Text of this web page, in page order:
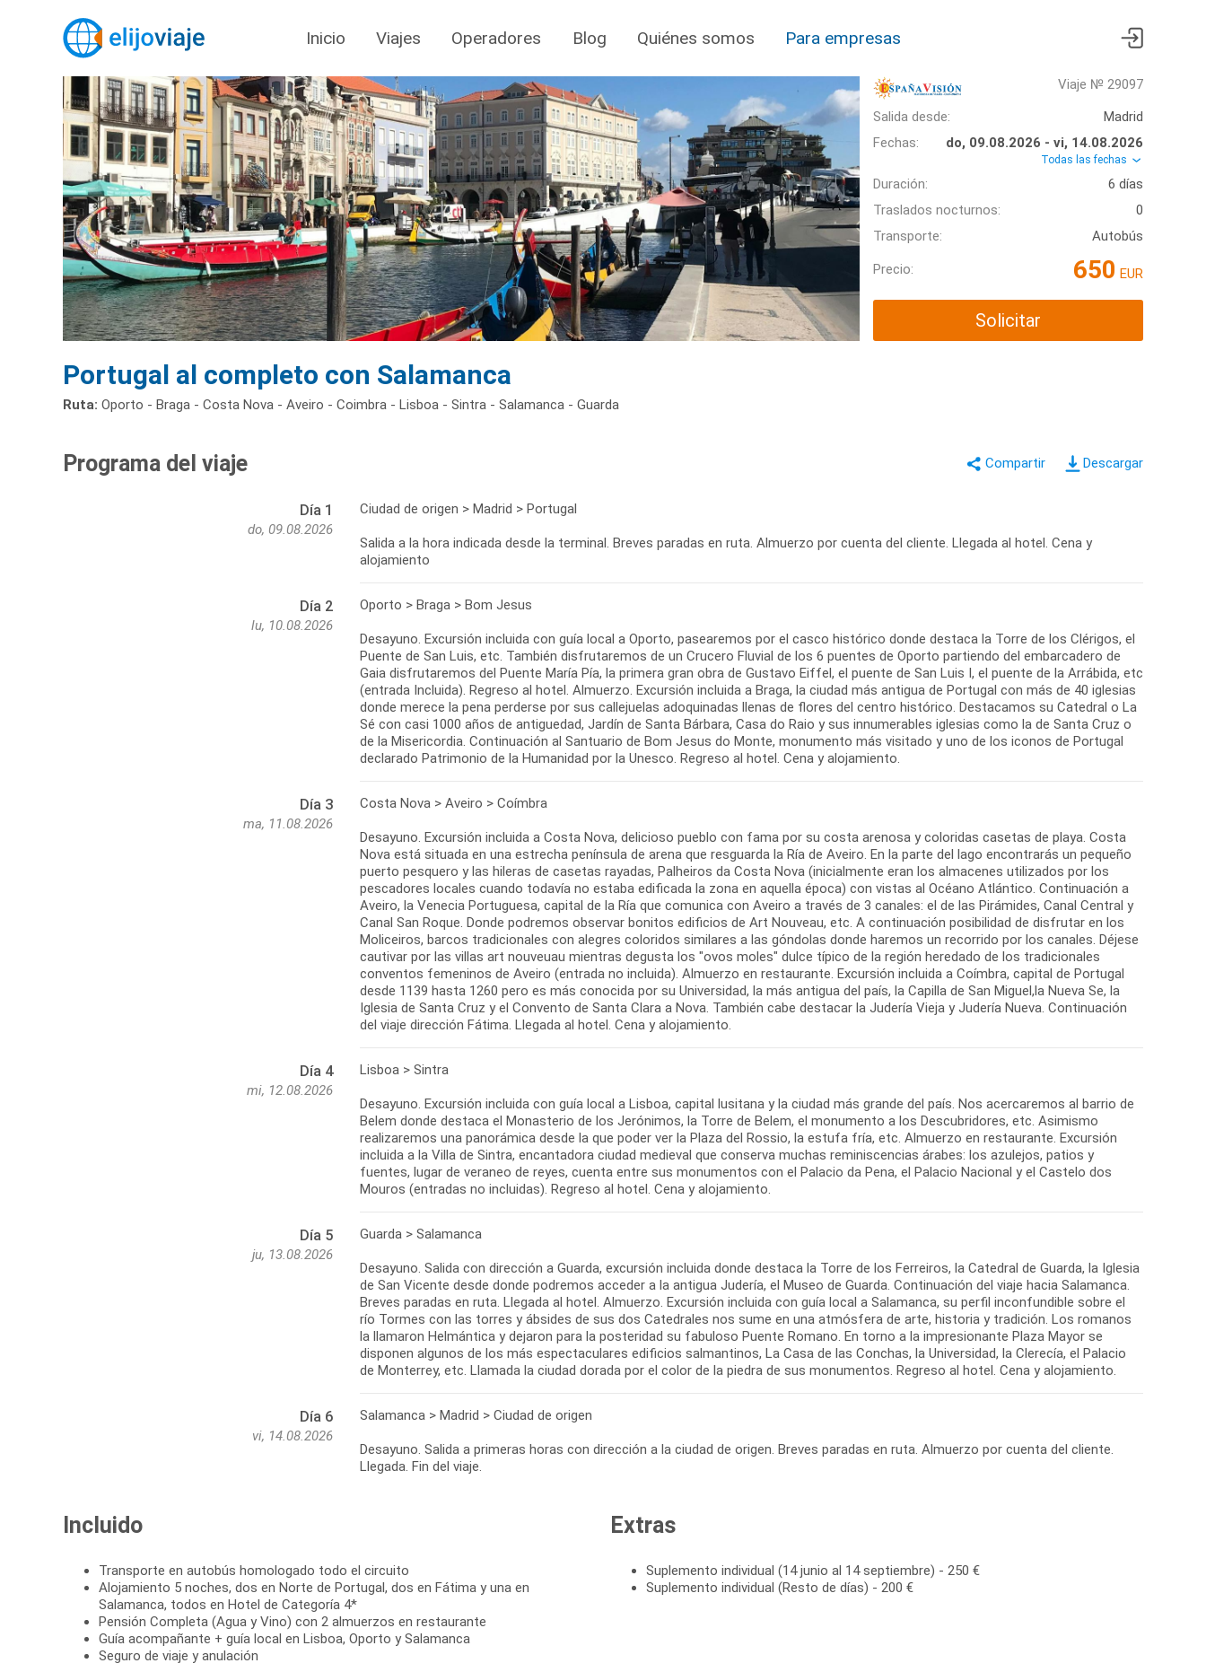
Inicio Viajes Operadores Blog Quiénes somos Para empresas
Viaje № 29097
Salida desde:
Madrid
Fechas:
do, 09.08.2026 - vi, 14.08.2026
Todas las fechas
Duración:
6 días
Traslados nocturnos:
0
Transporte:
Autobús
Precio: 650 EUR
Solicitar
Portugal al completo con Salamanca
Ruta: Oporto - Braga - Costa Nova - Aveiro - Coimbra - Lisboa - Sintra - Salamanca - Guarda
Descargar
Programa del viaje
Día 1
do, 09.08.2026
Ciudad de origen > Madrid > Portugal
Salida a la hora indicada desde la terminal. Breves paradas en ruta. Almuerzo por cuenta del cliente. Llegada al hotel. Cena y
alojamiento
Día 2
lu, 10.08.2026
Oporto > Braga > Bom Jesus
Desayuno. Excursión incluida con guía local a Oporto, pasearemos por el casco histórico donde destaca la Torre de los Clérigos, el
Puente de San Luis, etc. También disfrutaremos de un Crucero Fluvial de los 6 puentes de Oporto partiendo del embarcadero de
Gaia disfrutaremos del Puente María Pía, la primera gran obra de Gustavo Eiffel, el puente de San Luis I, el puente de la Arrábida, etc
(entrada Incluida). Regreso al hotel. Almuerzo. Excursión incluida a Braga, la ciudad más antigua de Portugal con más de 40 iglesias
donde merece la pena perderse por sus callejuelas adoquinadas llenas de flores del centro histórico. Destacamos su Catedral o La
Sé con casi 1000 años de antiguedad, Jardín de Santa Bárbara, Casa do Raio y sus innumerables iglesias como la de Santa Cruz o
de la Misericordia. Continuación al Santuario de Bom Jesus do Monte, monumento más visitado y uno de los iconos de Portugal
declarado Patrimonio de la Humanidad por la Unesco. Regreso al hotel. Cena y alojamiento.
Día 3
ma, 11.08.2026
Costa Nova > Aveiro > Coímbra
Desayuno. Excursión incluida a Costa Nova, delicioso pueblo con fama por su costa arenosa y coloridas casetas de playa. Costa
Nova está situada en una estrecha península de arena que resguarda la Ría de Aveiro. En la parte del lago encontrarás un pequeño
puerto pesquero y las hileras de casetas rayadas, Palheiros da Costa Nova (inicialmente eran los almacenes utilizados por los
pescadores locales cuando todavía no estaba edificada la zona en aquella época) con vistas al Océano Atlántico. Continuación a
Aveiro, la Venecia Portuguesa, capital de la Ría que comunica con Aveiro a través de 3 canales: el de las Pirámides, Canal Central y
Canal San Roque. Donde podremos observar bonitos edificios de Art Nouveau, etc. A continuación posibilidad de disfrutar en los
Moliceiros, barcos tradicionales con alegres coloridos similares a las góndolas donde haremos un recorrido por los canales. Déjese
cautivar por las villas art nouveuau mientras degusta los "ovos moles" dulce típico de la región heredado de los tradicionales
conventos femeninos de Aveiro (entrada no incluida). Almuerzo en restaurante. Excursión incluida a Coímbra, capital de Portugal
desde 1139 hasta 1260 pero es más conocida por su Universidad, la más antigua del país, la Capilla de San Miguel,la Nueva Se, la
Iglesia de Santa Cruz y el Convento de Santa Clara a Nova. También cabe destacar la Judería Vieja y Judería Nueva. Continuación
del viaje dirección Fátima. Llegada al hotel. Cena y alojamiento.
Día 4
mi, 12.08.2026
Lisboa > Sintra
Desayuno. Excursión incluida con guía local a Lisboa, capital lusitana y la ciudad más grande del país. Nos acercaremos al barrio de
Belem donde destaca el Monasterio de los Jerónimos, la Torre de Belem, el monumento a los Descubridores, etc. Asimismo
realizaremos una panorámica desde la que poder ver la Plaza del Rossio, la estufa fría, etc. Almuerzo en restaurante. Excursión
incluida a la Villa de Sintra, encantadora ciudad medieval que conserva muchas reminiscencias árabes: los azulejos, patios y
fuentes, lugar de veraneo de reyes, cuenta entre sus monumentos con el Palacio da Pena, el Palacio Nacional y el Castelo dos
Mouros (entradas no incluidas). Regreso al hotel. Cena y alojamiento.
Día 5
ju, 13.08.2026
Guarda > Salamanca
Desayuno. Salida con dirección a Guarda, excursión incluida donde destaca la Torre de los Ferreiros, la Catedral de Guarda, la Iglesia
de San Vicente desde donde podremos acceder a la antigua Judería, el Museo de Guarda. Continuación del viaje hacia Salamanca.
Breves paradas en ruta. Llegada al hotel. Almuerzo. Excursión incluida con guía local a Salamanca, su perfil inconfundible sobre el
río Tormes con las torres y ábsides de sus dos Catedrales nos sume en una atmósfera de arte, historia y tradición. Los romanos
la llamaron Helmántica y dejaron para la posteridad su fabuloso Puente Romano. En torno a la impresionante Plaza Mayor se
disponen algunos de los más espectaculares edificios salmantinos, La Casa de las Conchas, la Universidad, la Clerecía, el Palacio
de Monterrey, etc. Llamada la ciudad dorada por el color de la piedra de sus monumentos. Regreso al hotel. Cena y alojamiento.
Día 6
vi, 14.08.2026
Salamanca > Madrid > Ciudad de origen
Desayuno. Salida a primeras horas con dirección a la ciudad de origen. Breves paradas en ruta. Almuerzo por cuenta del cliente.
Llegada. Fin del viaje.
Incluido
Transporte en autobús homologado todo el circuito
Alojamiento 5 noches, dos en Norte de Portugal, dos en Fátima y una en
Salamanca, todos en Hotel de Categoría 4*
Pensión Completa (Agua y Vino) con 2 almuerzos en restaurante
Guía acompañante + guía local en Lisboa, Oporto y Salamanca
Seguro de viaje y anulación
Extras
Suplemento individual (14 junio al 14 septiembre) - 250 €
Suplemento individual (Resto de días) - 200 €